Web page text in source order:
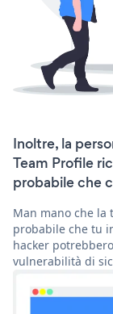
Inoltre, la
Team Profile
probabile che
Man mano che la
probabile che tu
hacker
vulnerabilità di